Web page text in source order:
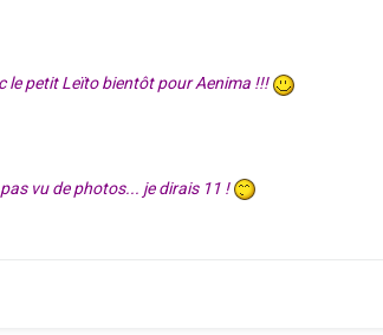
le petit Leïto bientôt pour Aenima !!!
vu de photos... je dirais 11 !